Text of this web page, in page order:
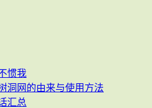
惯我
洞网的由来与使用方法
汇总